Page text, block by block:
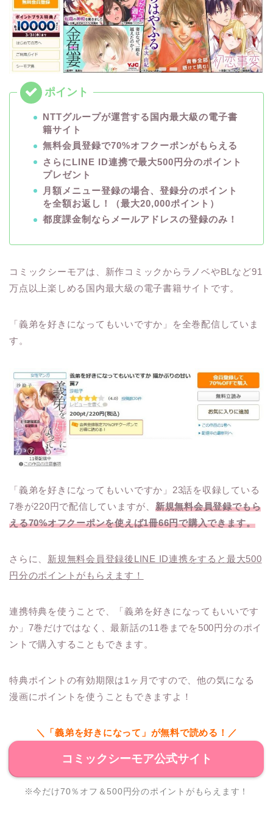
NTTグループが運営する国内最大級の電子書
籍サイト
無料会員登録で70%オフクーポンがもらえる
さらにLINE ID連携で最大500円分のポイント
プレゼント
月額メニュー登録の場合、登録分のポイント
を全額お返し！（最大20,000ポイント）
都度課金制ならメールアドレスの登録のみ！
コミックシーモアは、新作コミックからラノベやBLなど91
万点以上楽しめる国内最大級の電子書籍サイトです。
「義弟を好きになってもいいですか」を全巻配信していま
す。
「義弟を好きになってもいいですか」23話を収録している
7巻が220円で配信していますが、 新規無料会員登録でもら
える70%オフクーポンを使えば1冊66円で購入できます。
さらに、 新規無料会員登録後LINE ID連携をすると最大500
円分のポイントがもらえます！
連携特典を使うことで、「義弟を好きになってもいいです
か」7巻だけではなく、最新話の11巻までを500円分のポイ
ントで購入することもできます。
特典ポイントの有効期限は1ヶ月ですので、他の気になる
漫画にポイントを使うこともできますよ！
＼「義弟を好きになって」が無料で読める！／
コミックシーモア公式サイト
※今だけ70％オフ＆500円分のポイントがもらえます！